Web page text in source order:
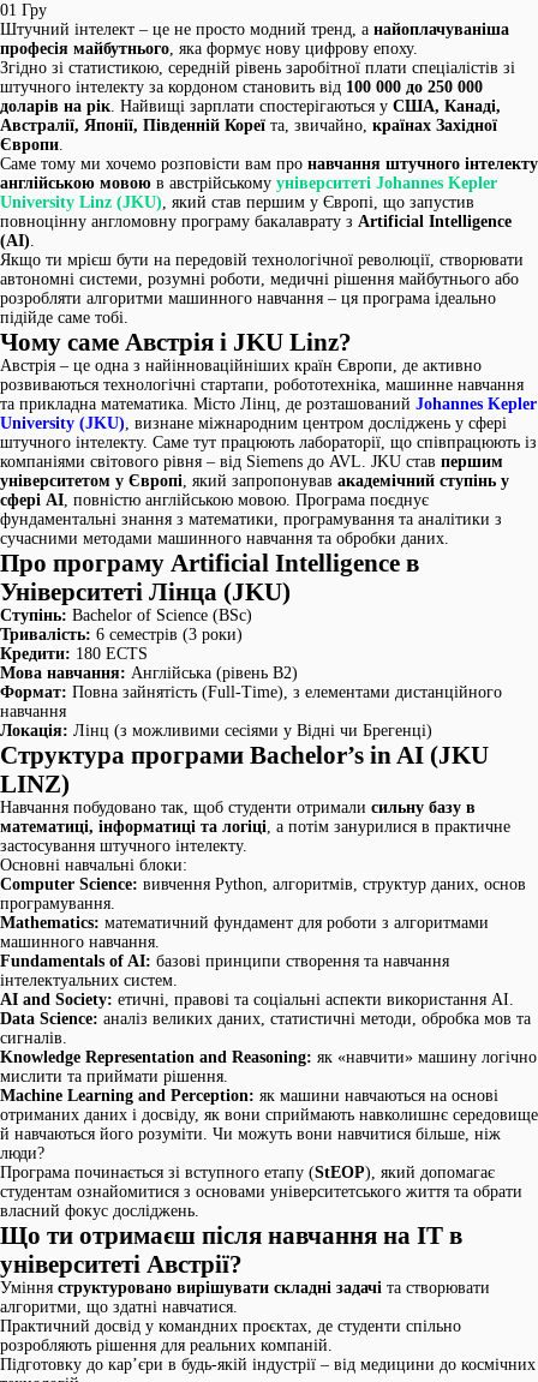
01 Гру
Штучний інтелект – це не просто модний тренд, а найоплачуваніша
професія майбутнього, яка формує нову цифрову епоху.
Згідно зі статистикою, середній рівень заробітної плати спеціалістів зі
штучного інтелекту за кордоном становить від 100 000 до 250 000
доларів на рік. Найвищі зарплати спостерігаються у США, Канаді,
Австралії, Японії, Південній Кореї та, звичайно, країнах Західної
Європи.
Саме тому ми хочемо розповісти вам про навчання штучного інтелекту
англійською мовою в австрійському університеті Johannes Kepler
University Linz (JKU), який став першим у Європі, що запустив
повноцінну англомовну програму бакалаврату з Artificial Intelligence
(AI).
Якщо ти мрієш бути на передовій технологічної революції, створювати
автономні системи, розумні роботи, медичні рішення майбутнього або
розробляти алгоритми машинного навчання – ця програма ідеально
підійде саме тобі.
Чому саме Австрія і JKU Linz?
Австрія – це одна з найінноваційніших країн Європи, де активно
розвиваються технологічні стартапи, робототехніка, машинне навчання
та прикладна математика. Місто Лінц, де розташований Johannes Kepler
University (JKU), визнане міжнародним центром досліджень у сфері
штучного інтелекту. Саме тут працюють лабораторії, що співпрацюють із
компаніями світового рівня – від Siemens до AVL. JKU став першим
університетом у Європі, який запропонував академічний ступінь у
сфері AI, повністю англійською мовою. Програма поєднує
фундаментальні знання з математики, програмування та аналітики з
сучасними методами машинного навчання та обробки даних.
Про програму Artificial Intelligence в
Університеті Лінца (JKU)
Ступінь: Bachelor of Science (BSc)
Тривалість: 6 семестрів (3 роки)
Кредити: 180 ECTS
Мова навчання: Англійська (рівень B2)
Формат: Повна зайнятість (Full-Time), з елементами дистанційного
навчання
Локація: Лінц (з можливими сесіями у Відні чи Брегенці)
Структура програми Bachelor’s in AI (JKU
LINZ)
Навчання побудовано так, щоб студенти отримали сильну базу в
математиці, інформатиці та логіці, а потім занурилися в практичне
застосування штучного інтелекту.
Основні навчальні блоки:
Computer Science: вивчення Python, алгоритмів, структур даних, основ
програмування.
Mathematics: математичний фундамент для роботи з алгоритмами
машинного навчання.
Fundamentals of AI: базові принципи створення та навчання
інтелектуальних систем.
AI and Society: етичні, правові та соціальні аспекти використання AI.
Data Science: аналіз великих даних, статистичні методи, обробка мов та
сигналів.
Knowledge Representation and Reasoning: як «навчити» машину логічно
мислити та приймати рішення.
Machine Learning and Perception: як машини навчаються на основі
отриманих даних і досвіду, як вони сприймають навколишнє середовище
й навчаються його розуміти. Чи можуть вони навчитися більше, ніж
люди?
Програма починається зі вступного етапу (StEOP), який допомагає
студентам ознайомитися з основами університетського життя та обрати
власний фокус досліджень.
Що ти отримаєш після навчання на IT в
університеті Австрії?
Уміння структуровано вирішувати складні задачі та створювати
алгоритми, що здатні навчатися.
Практичний досвід у командних проєктах, де студенти спільно
розробляють рішення для реальних компаній.
Підготовку до кар’єри в будь-якій індустрії – від медицини до космічних